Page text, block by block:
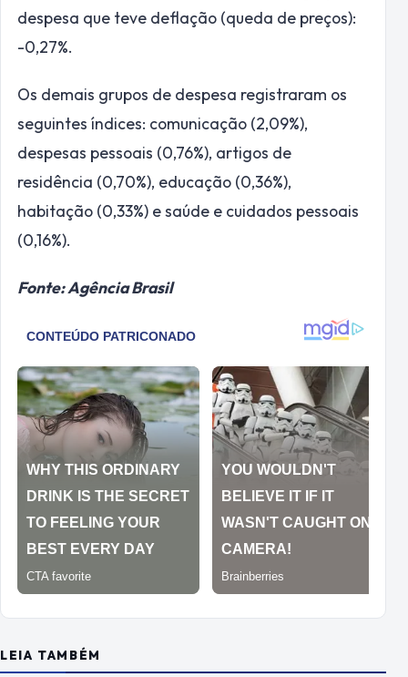
despesa que teve deflação (queda de preços):
-0,27%.
Os demais grupos de despesa registraram os
seguintes índices: comunicação (2,09%),
despesas pessoais (0,76%), artigos de
residência (0,70%), educação (0,36%),
habitação (0,33%) e saúde e cuidados pessoais
(0,16%).
Fonte: Agência Brasil
LEIA TAMBÉM